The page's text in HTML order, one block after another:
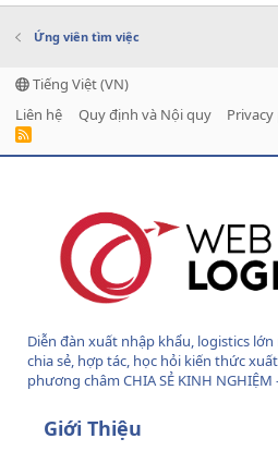
Ứng viên tìm việc
Tiếng Việt (VN)
Liên hệ
Quy định và Nội quy
R
Diễn đàn xuất nhập khẩu, logistics
chia sẻ, hợp tác, học hỏi kiến thức
phương châm CHIA SẺ KINH NGHIỆM
Giới Thiệu